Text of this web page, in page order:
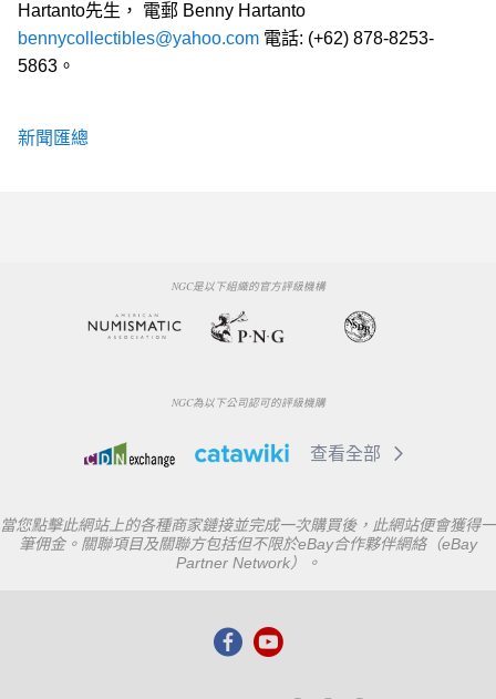
Hartanto先生， 電郵 Benny Hartanto
bennycollectibles@yahoo.com 電話: (+62) 878-8253-
5863。
新聞匯總
NGC是以下組織的官方評級機構
NGC為以下公司認可的評級機購
查看全部
當您點擊此網站上的各種商家鏈接並完成一次購買後，此網站便會獲得一
筆佣金。關聯項目及關聯方包括但不限於eBay合作夥伴網絡（eBay
Partner Network）。